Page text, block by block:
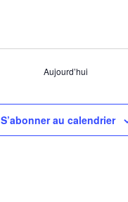
Aujourd’hui
S’abonner au calendrier